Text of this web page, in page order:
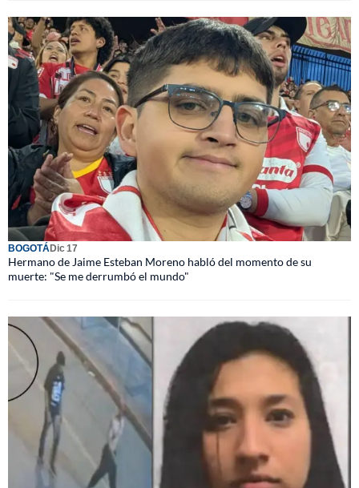
BOGOTÁDic 17
Hermano de Jaime Esteban Moreno habló del momento de su
muerte: "Se me derrumbó el mundo"